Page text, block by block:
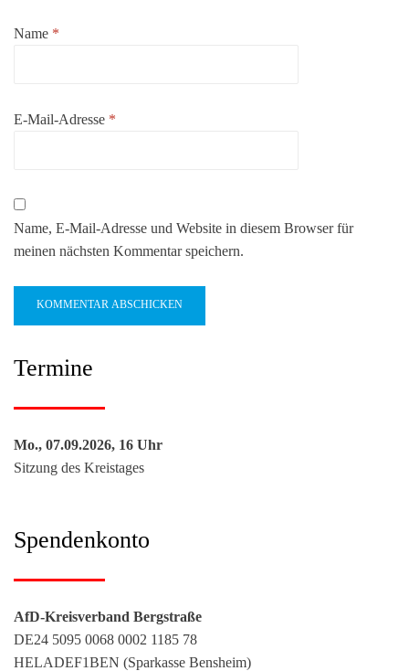
Name *
E-Mail-Adresse *
Name, E-Mail-Adresse und Website in diesem Browser für
meinen nächsten Kommentar speichern.
Termine
Mo., 07.09.2026, 16 Uhr
Sitzung des Kreistages
Spendenkonto
AfD-Kreisverband Bergstraße
DE24 5095 0068 0002 1185 78
HELADEF1BEN (Sparkasse Bensheim)